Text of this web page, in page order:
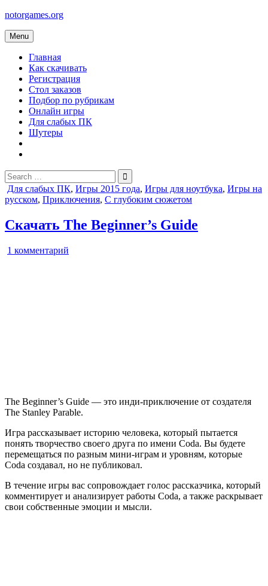
Skip
content
notorgames.org
Menu
Главная
Как скачивать
Регистрация
Стол заказов
Подбор по рубрикам
Онлайн игры
Для слабых ПК
Шутеры
Search
for:
Posted
in
Для слабых ПК, Игры 2015 года, Игры для ноутбука, Игры на
русском, Приключения, С глубоким сюжетом
Скачать The Beginner’s Guide
1 комментарий
The Beginner’s Guide — это инди-приключение от создателя
The Stanley Parable.
Игра рассказывает историю человека, который пытается
понять творчество своего друга по имени Coda. Вы будете
перемещаться по разным мини-играм и уровням, которые
Coda создавал, но не публиковал.
В течение игры вас сопровождает голос рассказчика, который
комментирует и анализирует работы Coda, а также раскрывает
свои собственные эмоции и мысли.